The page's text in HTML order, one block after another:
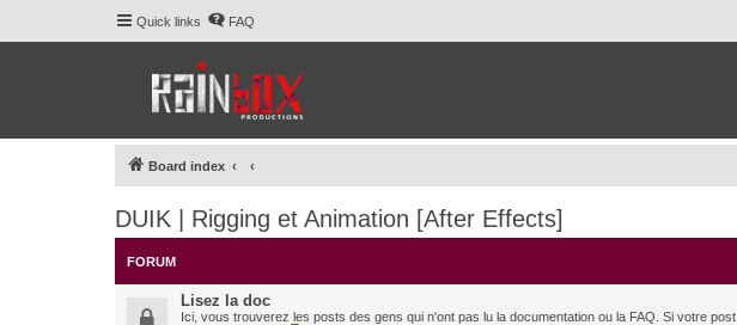
Quick links FAQ
Board index
DUIK | Rigging et Animation [After Effects]
FORUM
Lisez la doc
Ici, vous trouverez les posts des gens qui n'ont pas lu la documentation ou la FAQ. Si votre